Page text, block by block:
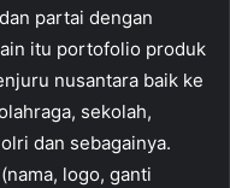
partai dengan
itu portofolio produk
nusantara baik ke
sekolah,
dan sebagainya.
logo, ganti